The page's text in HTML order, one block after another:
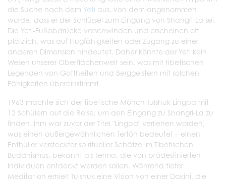
die Suche nach dem Yeti aus, von dem angenommen
wurde, dass er der Schlüssel zum Eingang von Shangri-La sei.
Die Yeti-Fußabdrücke verschwinden und erscheinen oft
plötzlich, was auf Flugfähigkeiten oder Zugang zu einer
anderen Dimension hindeutet. Daher könnte der Yeti kein
Wesen unserer Oberflächenwelt sein, was mit tibetischen
Legenden von Gottheiten und Berggeistern mit solchen
Fähigkeiten übereinstimmt.
1963 machte sich der tibetische Mönch Tulshuk Lingpa mit
12 Schülern auf die Reise, um den Eingang zu Shangri-La zu
finden. Ihm war zuvor der Titel "Lingpa" verliehen worden,
was einen außergewöhnlichen Tertön bedeutet – einen
Enthüller versteckter spiritueller Schätze im Tibetischen
Buddhismus, bekannt als Terma, die von prädestinierten
Individuen entdeckt werden sollen. Während tiefer
Meditation erhielt Tulshuk eine Vision von einer Dakini, die